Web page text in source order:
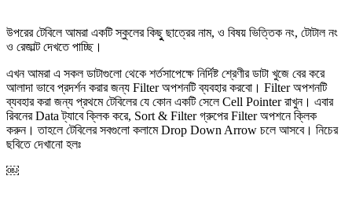
উপরের টেবিলে আমরা একটি স্কুলের কিছুু ছাত্রের নাম, ও বিষয় ভিত্তিক নং, টোটাল নং
ও রেজাল্ট দেখতে পাচ্ছি।
এখন আমরা এ সকল ডাটাগুলো থেকে শর্তসাপেক্ষে নির্দিষ্ট শ্রেণীর ডাটা খুজে বের করে
আলাদা ভাবে প্রদর্শন করার জন্য Filter অপশনটি ব্যবহার করবো। Filter অপশনটি
ব্যবহার করা জন্য প্রথমে টেবিলের যে কোন একটি সেলে Cell Pointer রাখুন। এবার
রিবনের Data ট্যাবে ক্লিক করে, Sort & Filter গ্রুপের Filter অপশনে ক্লিক
করুন। তাহলে টেবিলের সবগুলো কলামে Drop Down Arrow চলে আসবে। নিচের
ছবিতে দেখানো হলঃ
￼